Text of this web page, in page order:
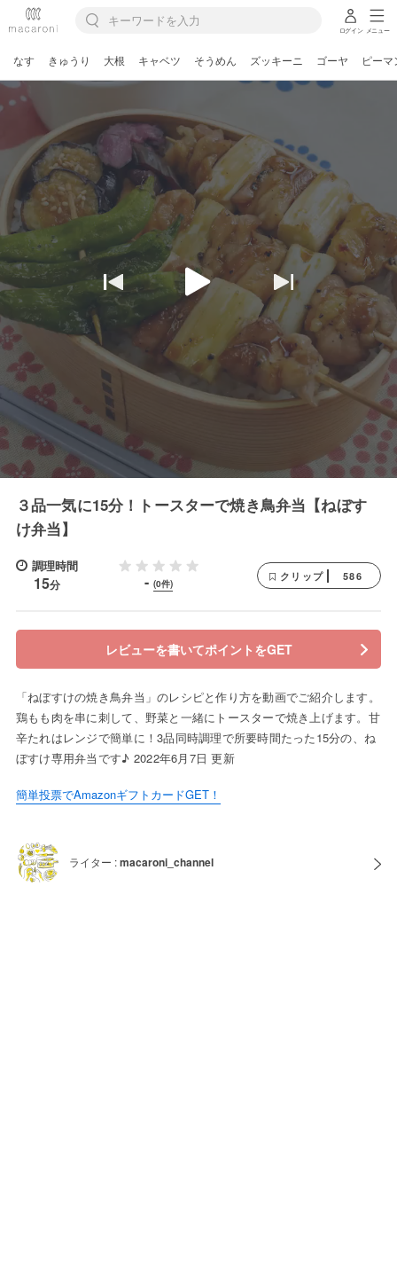
ログイン メニュー
なす きゅうり 大根 キャベツ そうめん ズッキーニ ゴーヤ ピーマ
３品一気に15分！トースターで焼き鳥弁当【ねぼす
け弁当】
調理時間
15分 - (0件)
クリップ 586
レビューを書いてポイントをGET
「ねぼすけの焼き鳥弁当」のレシピと作り方を動画でご紹介します。
鶏もも肉を串に刺して、野菜と一緒にトースターで焼き上げます。甘
辛たれはレンジで簡単に！3品同時調理で所要時間たった15分の、ね
ぼすけ専用弁当です♪ 2022年6月7日 更新
簡単投票でAmazonギフトカードGET！
ライター :macaroni_channel